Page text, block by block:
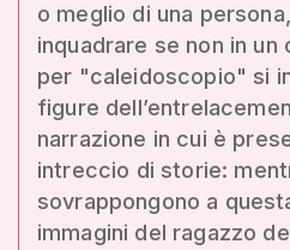
o meglio di una
inquadrare se non in
per "caleidoscopio" si
figure
narrazione in cui è
intreccio di storie:
sovrappongono a
immagini del ragazzo